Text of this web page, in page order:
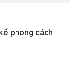
phong cách